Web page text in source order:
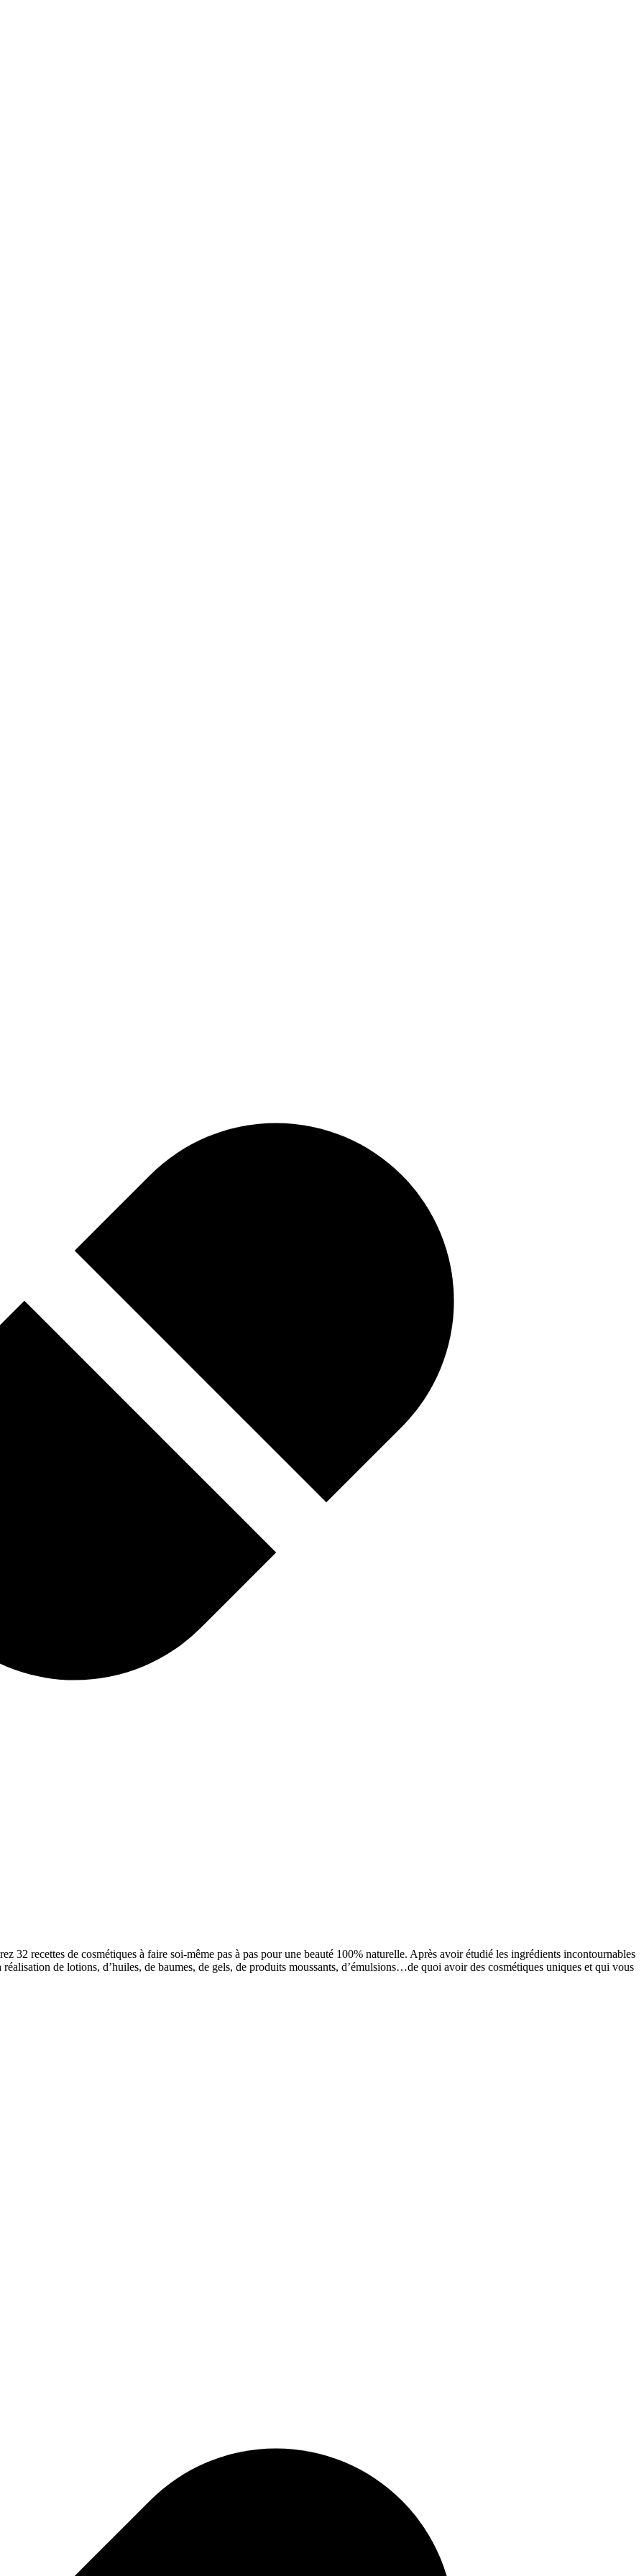
32 recettes de cosmétiques à faire soi-même pas à pas pour une beauté 100% naturelle. Après avoir étudié les ingrédients incontournables
de lotions, d’huiles, de baumes, de gels, de produits moussants, d’émulsions…de quoi avoir des cosmétiques uniques et qui vous